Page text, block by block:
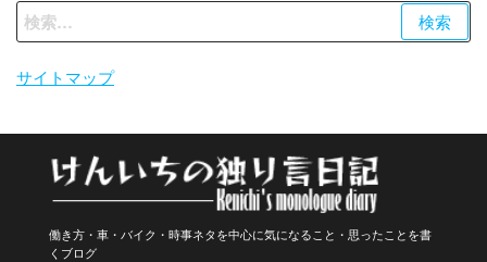
検
索:
サイトマップ
働き方・車・バイク・時事ネタを中心に気になること・思ったことを書
くブログ